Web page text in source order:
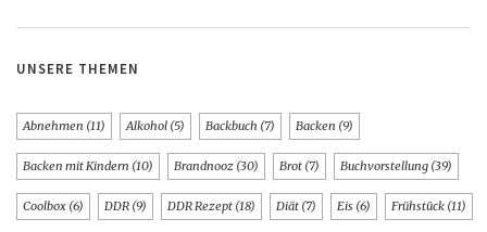
UNSERE THEMEN
Abnehmen (11) Alkohol (5) Backbuch (7) Backen (9)
Backen mit Kindern (10) Brandnooz (30) Brot (7) Buchvorstellung (39)
Coolbox (6) DDR (9) DDR Rezept (18) Diät (7) Eis (6) Frühstück (11)